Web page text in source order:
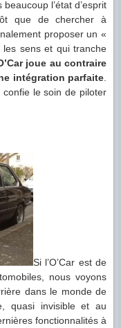
l’état d’esprit
que de chercher à
proposer un «
sens et qui tranche
joue au contraire
intégration parfaite
confie le soin de piloter
Si l’O’Car est de
nous voyons
dans le monde de
quasi invisible et au
fonctionnalités à